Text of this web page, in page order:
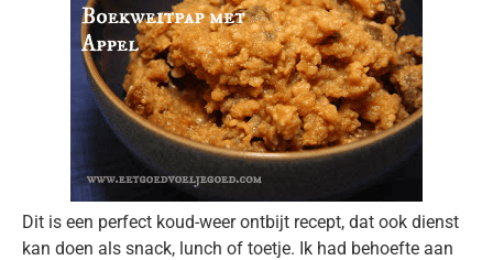
Dit is een perfect koud-weer ontbijt recept, dat ook dienst
kan doen als snack, lunch of toetje. Ik had behoefte aan